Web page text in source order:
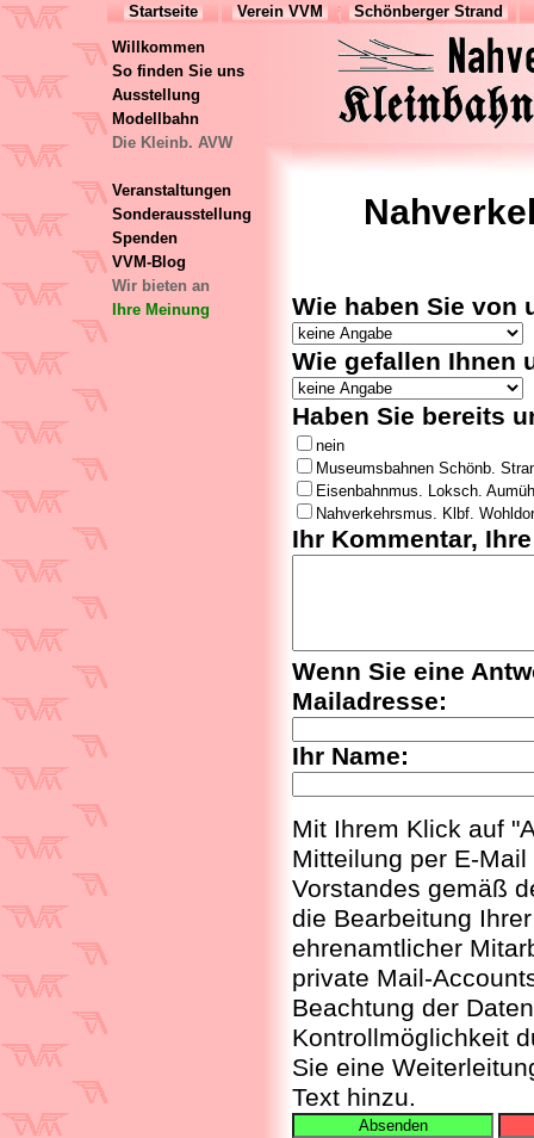
Startseite Verein VVM
Schönberger Strand
Willkommen
So finden Sie uns
Ausstellung
Modellbahn
Die Kleinb. AVW
Veranstaltungen
Sonderausstellung
Spenden
VVM-Blog
Wir bieten an
Ihre Meinung
Wie haben Sie von
Wie gefallen Ihnen
Haben Sie bereits
nein
Museumsbahnen Schönb.
Eisenbahnmus. Loksch.
Nahverkehrsmus. Klbf.
Ihr Kommentar,
Wenn Sie eine
Mailadresse:
Ihr Name:
Mit Ihrem Klick auf
Mitteilung per E-
Vorstandes gemäß
die Bearbeitung
ehrenamtlicher
private Mail-
Beachtung der
Kontrollmöglichkeit
Sie eine
Text hinzu.